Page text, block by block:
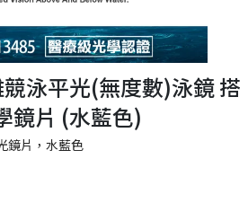
泳平光(無度數)泳鏡 搭
鏡片 (水藍色)
鏡片，水藍色